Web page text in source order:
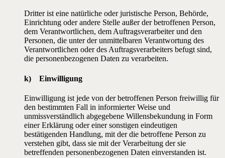
Dritter ist eine natürliche oder juristische Person, Behörde,
Einrichtung oder andere Stelle außer der betroffenen Person,
dem Verantwortlichen, dem Auftragsverarbeiter und den
Personen, die unter der unmittelbaren Verantwortung des
Verantwortlichen oder des Auftragsverarbeiters befugt sind,
die personenbezogenen Daten zu verarbeiten.
k) Einwilligung
Einwilligung ist jede von der betroffenen Person freiwillig für
den bestimmten Fall in informierter Weise und
unmissverständlich abgegebene Willensbekundung in Form
einer Erklärung oder einer sonstigen eindeutigen
bestätigenden Handlung, mit der die betroffene Person zu
verstehen gibt, dass sie mit der Verarbeitung der sie
betreffenden personenbezogenen Daten einverstanden ist.